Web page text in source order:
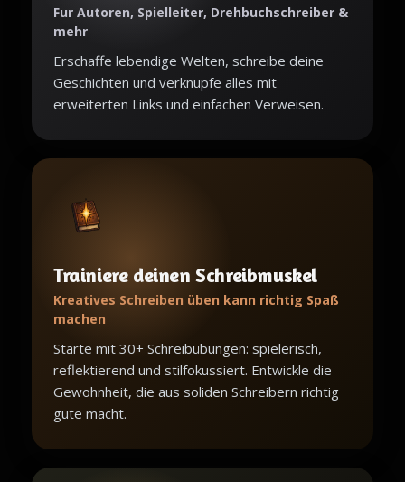
Fur Autoren, Spielleiter, Drehbuchschreiber &
mehr
Erschaffe lebendige Welten, schreibe deine
Geschichten und verknupfe alles mit
erweiterten Links und einfachen Verweisen.
Trainiere deinen Schreibmuskel
Kreatives Schreiben üben kann richtig Spaß
machen
Starte mit 30+ Schreibübungen: spielerisch,
reflektierend und stilfokussiert. Entwickle die
Gewohnheit, die aus soliden Schreibern richtig
gute macht.